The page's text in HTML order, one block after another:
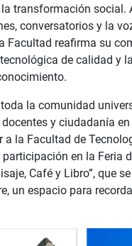
transformación social.
conversatorios y la
Facultad reafirma su
de calidad y
la comunidad
y ciudadanía
a la Facultad de
en la Feria
Café y Libro”, que
un espacio para